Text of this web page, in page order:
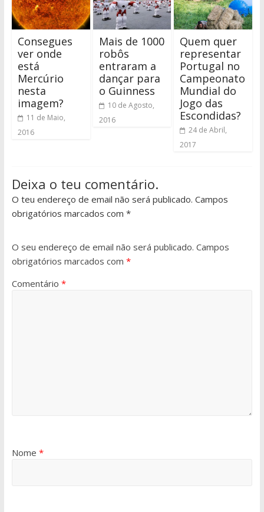
Consegues
ver onde
está
Mercúrio
nesta
imagem?
11 de Maio,
2016
Mais de 1000
robôs
entraram a
dançar para
o Guinness
10 de Agosto,
2016
Quem quer
representar
Portugal no
Campeonato
Mundial do
Jogo das
Escondidas?
24 de Abril,
2017
Deixa o teu comentário.
O teu endereço de email não será publicado. Campos
obrigatórios marcados com *
O seu endereço de email não será publicado. Campos
obrigatórios marcados com *
Comentário *
Nome *